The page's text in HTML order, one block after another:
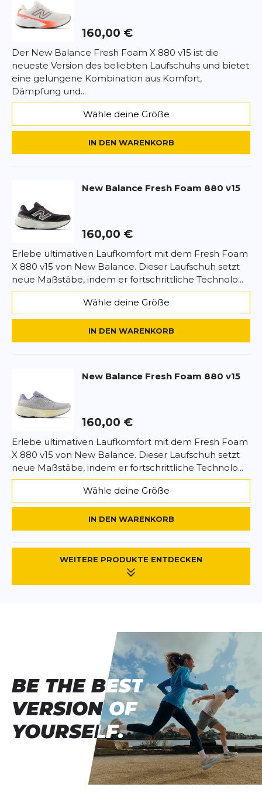
komfortables Lauferlebnis. Entdecken Sie den New
Balance Fresh Foam X 880 v15 und erleben Sie, wie
er Ihr Lauftraining auf das nächste Level hebt.
Produktbewertung
Vorname
Überschrift
Überschrift
Dieses Formular ist durch reCAPTCHA geschützt – es gelten die
Datenschutzbestimmungenund Nutzungsbedingungen
von
Google.
160,00 €
Der New Balance Fresh Foam X 880 v15 ist die
neueste Version des beliebten Laufschuhs und bietet
eine gelungene Kombination aus Komfort,
Dämpfung und...
Wähle deine Größe
IN DEN WARENKORB
New Balance Fresh Foam 880 v15
160,00 €
Erlebe ultimativen Laufkomfort mit dem Fresh Foam
X 880 v15 von New Balance. Dieser Laufschuh setzt
neue Maßstäbe, indem er fortschrittliche Technolo...
Wähle deine Größe
IN DEN WARENKORB
New Balance Fresh Foam 880 v15
160,00 €
Erlebe ultimativen Laufkomfort mit dem Fresh Foam
X 880 v15 von New Balance. Dieser Laufschuh setzt
neue Maßstäbe, indem er fortschrittliche Technolo...
Wähle deine Größe
IN DEN WARENKORB
WEITERE PRODUKTE ENTDECKEN
BE THE BEST
VERSION OF
YOURSELF.
BE THE BEST
VERSION OF
YOURSELF.